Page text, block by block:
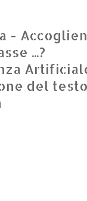
-
...?
del